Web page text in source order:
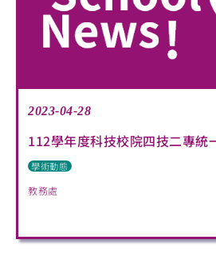
2023-04-28
112學年度科技校院四技二專統
學術動態
教務處